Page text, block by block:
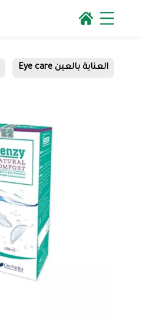
العناية بالعين Eye care